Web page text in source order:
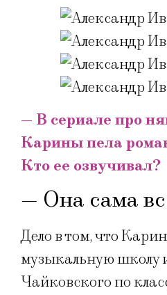
— В сериале про
Карины пела
Кто ее озвучивал?
— Она сама
Дело в том, что
музыкальную школу
Чайковского по